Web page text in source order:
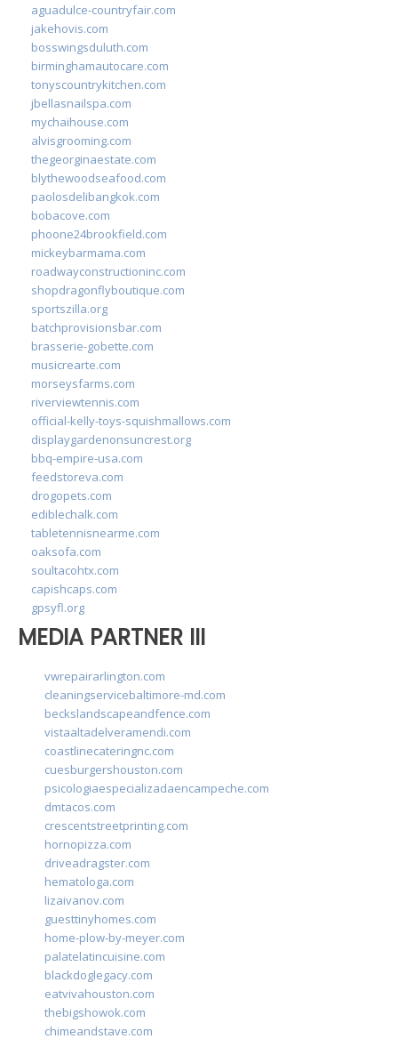
aguadulce-countryfair.com
jakehovis.com
bosswingsduluth.com
birminghamautocare.com
tonyscountrykitchen.com
jbellasnailspa.com
mychaihouse.com
alvisgrooming.com
thegeorginaestate.com
blythewoodseafood.com
paolosdelibangkok.com
bobacove.com
phoone24brookfield.com
mickeybarmama.com
roadwayconstructioninc.com
shopdragonflyboutique.com
sportszilla.org
batchprovisionsbar.com
brasserie-gobette.com
musicrearte.com
morseysfarms.com
riverviewtennis.com
official-kelly-toys-squishmallows.com
displaygardenonsuncrest.org
bbq-empire-usa.com
feedstoreva.com
drogopets.com
ediblechalk.com
tabletennisnearme.com
oaksofa.com
soultacohtx.com
capishcaps.com
gpsyfl.org
MEDIA PARTNER III
vwrepairarlington.com
cleaningservicebaltimore-md.com
beckslandscapeandfence.com
vistaaltadelveramendi.com
coastlinecateringnc.com
cuesburgershouston.com
psicologiaespecializadaencampeche.com
dmtacos.com
crescentstreetprinting.com
hornopizza.com
driveadragster.com
hematologa.com
lizaivanov.com
guesttinyhomes.com
home-plow-by-meyer.com
palatelatincuisine.com
blackdoglegacy.com
eatvivahouston.com
thebigshowok.com
chimeandstave.com